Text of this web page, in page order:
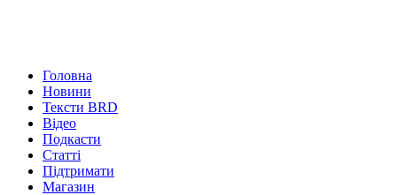
Головна
Новини
Тексти BRD
Відео
Подкасти
Статті
Підтримати
Магазин